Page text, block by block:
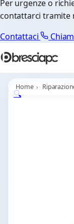
Per urgenze o
contattarci tramite
Contattaci
Home
🔍